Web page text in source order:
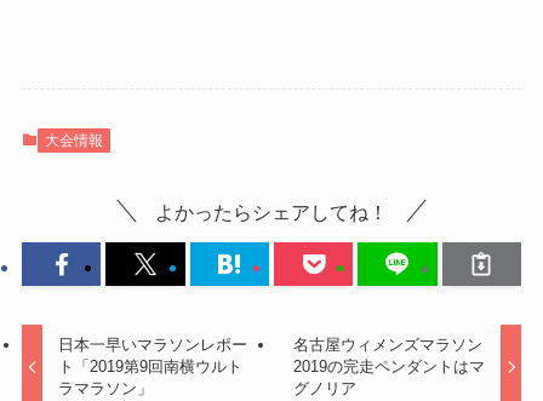
大会情報
よかったらシェアしてね！
日本一早いマラソンレポー
ト「2019第9回南横ウルト
ラマラソン」
名古屋ウィメンズマラソン
2019の完走ペンダントはマ
グノリア